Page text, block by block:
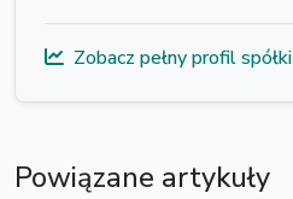
Zobacz pełny profil spółki
Powiązane artykuły